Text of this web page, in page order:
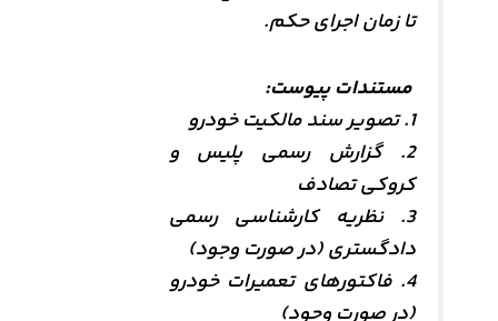
تا زمان اجرای حکم.
مستندات پیوست:
1. تصویر سند مالکیت خودرو
2. گزارش رسمی پلیس و
کروکی تصادف
3. نظریه کارشناسی رسمی
دادگستری (در صورت وجود)
4. فاکتورهای تعمیرات خودرو
(در صورت وجود)